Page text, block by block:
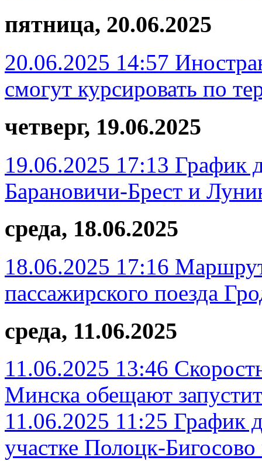
пятница, 20.06.2025
20.06.2025 14:57
смогут курсировать по
четверг, 19.06.2025
19.06.2025 17:13 График
Барановичи-Брест и
среда, 18.06.2025
18.06.2025 17:16
пассажирского поезда
среда, 11.06.2025
11.06.2025 13:46
Минска обещают
11.06.2025 11:25 График
участке Полоцк-